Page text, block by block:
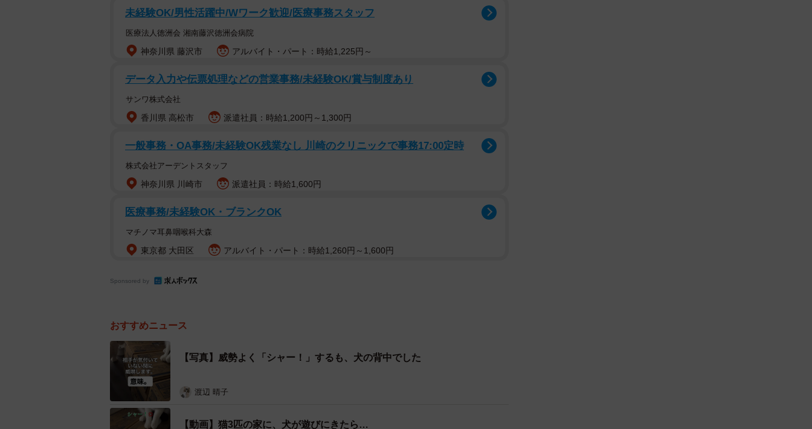
1/6
犬が家に侵入！怪しい気配にシンクロするお猫たち（「こたとつーちゃんと時々おたま」さん提供、Instagramよ
そんなコメントとともに投稿された猫たちの動画が、Instagramで話題を集めています。
ん（@s.kotaro0530）。そこに映っていたのは、“敵”の侵入に警戒しながらも、どこか頼り
登場するのは、長男・こたろうくん（3歳）（こた）、妹のつくねちゃん（3歳）、しらたま
ちゃん（2歳）（おたま）、そして“実家犬”のマルちゃん（3歳）です。
未経験OK/男性活躍中/Wワーク歓迎/医療事務スタッフ
医療法人徳洲会 湘南藤沢徳洲会病院
神奈川県 藤沢市 アルバイト・パート：時給1,225円～
データ入力や伝票処理などの営業事務/未経験OK/賞与制度あり
サンワ株式会社
香川県 高松市 派遣社員：時給1,200円～1,300円
一般事務・OA事務/未経験OK残業なし 川崎のクリニックで事務17:00定時
株式会社アーデントスタッフ
神奈川県 川崎市 派遣社員：時給1,600円
医療事務/未経験OK・ブランクOK
マチノマ耳鼻咽喉科大森
東京都 大田区 アルバイト・パート：時給1,260円～1,600円
Sponsored by
おすすめニュース
【写真】威勢よく「シャー！」するも、犬の背中でした
渡辺 晴子
【動画】猫3匹の家に、犬が遊びにきたら…